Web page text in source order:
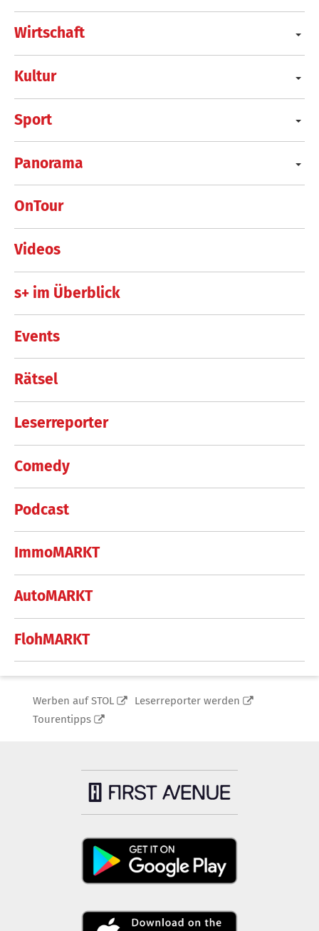
Wirtschaft
Kultur
Sport
Panorama
OnTour
Videos
s+ im Überblick
Events
Rätsel
Leserreporter
Comedy
Podcast
ImmoMARKT
AutoMARKT
FlohMARKT
Werben auf STOL
Leserreporter werden
Tourentipps